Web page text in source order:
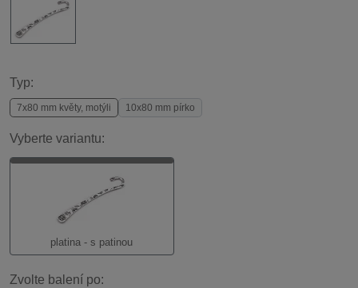
Typ:
7x80 mm květy, motýli 10x80 mm pírko
Vyberte variantu:
platina - s patinou
Zvolte balení po: